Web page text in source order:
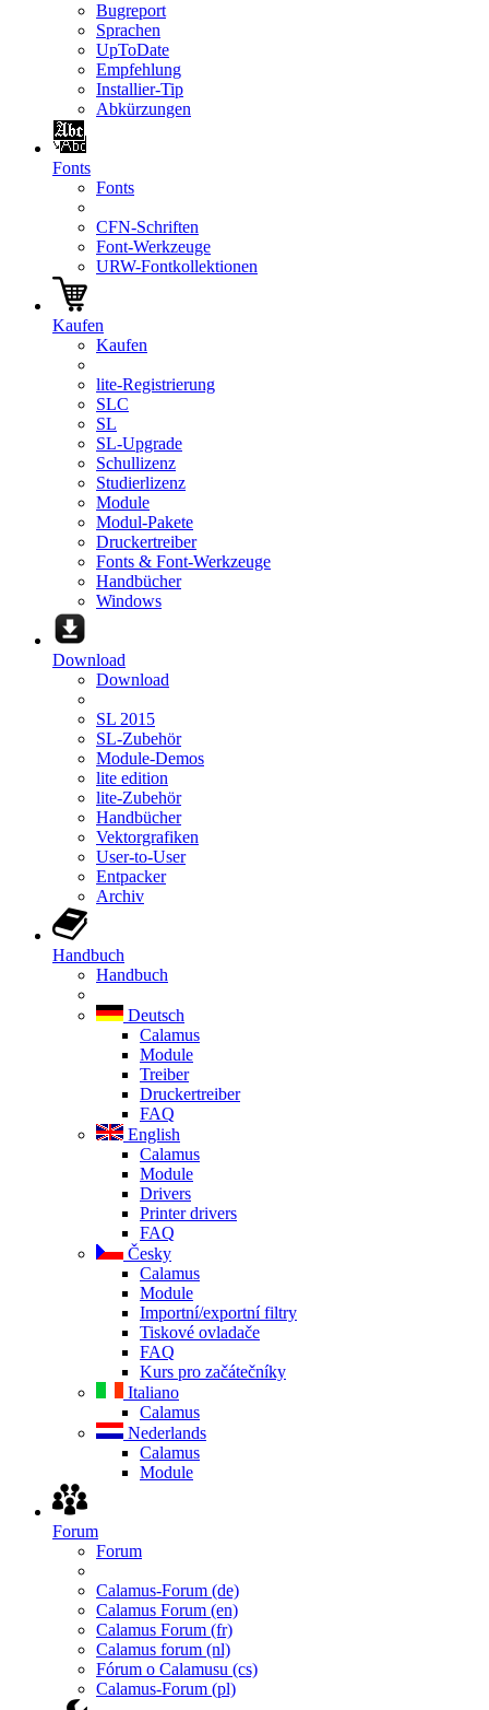
Bugreport
Sprachen
UpToDate
Empfehlung
Installier-Tip
Abkürzungen
Fonts
Fonts
CFN-Schriften
Font-Werkzeuge
URW-Fontkollektionen
Kaufen
Kaufen
lite-Registrierung
SLC
SL
SL-Upgrade
Schullizenz
Studierlizenz
Module
Modul-Pakete
Druckertreiber
Fonts & Font-Werkzeuge
Handbücher
Windows
Download
Download
SL 2015
SL-Zubehör
Module-Demos
lite edition
lite-Zubehör
Handbücher
Vektorgrafiken
User-to-User
Entpacker
Archiv
Handbuch
Handbuch
Deutsch
Calamus
Module
Treiber
Druckertreiber
FAQ
English
Calamus
Module
Drivers
Printer drivers
FAQ
Česky
Calamus
Module
Importní/exportní filtry
Tiskové ovladače
FAQ
Kurs pro začátečníky
Italiano
Calamus
Nederlands
Calamus
Module
Forum
Forum
Calamus-Forum (de)
Calamus Forum (en)
Calamus Forum (fr)
Calamus forum (nl)
Fórum o Calamusu (cs)
Calamus-Forum (pl)